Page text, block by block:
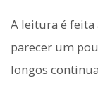
A leitura é feita
parecer um
longos